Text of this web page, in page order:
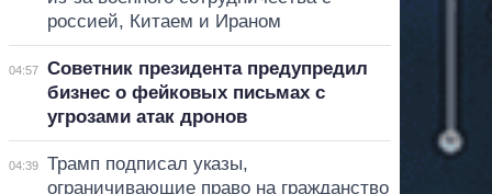
россией, Китаем и Ираном
04:57
Советник президента предупредил
бизнес о фейковых письмах с
угрозами атак дронов
04:39
Трамп подписал указы,
ограничивающие право на гражданство